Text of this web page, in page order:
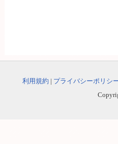
利用規約 | プライバシーポリシ